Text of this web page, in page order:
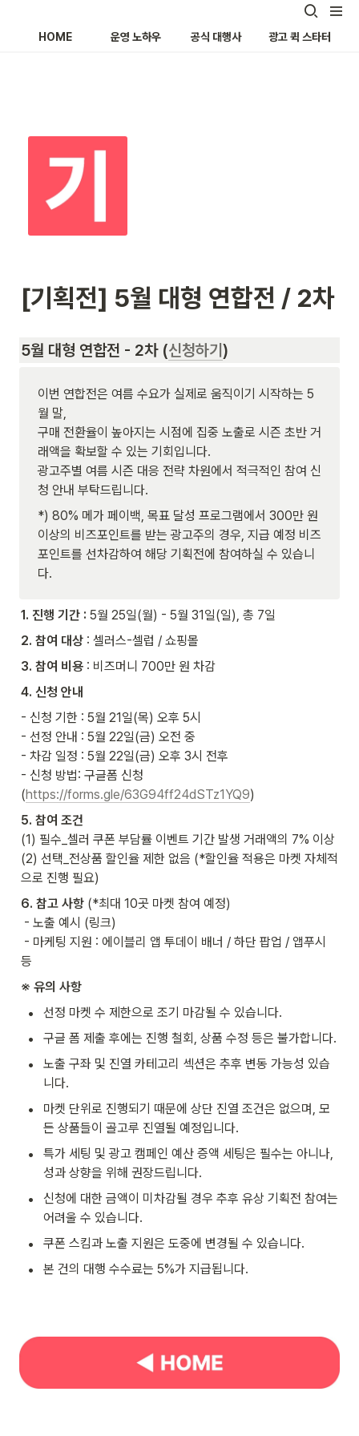
HOME 운영 노하우 공식 대행사 광고 퀵 스타터
[기획전] 5월 대형 연합전 / 2차
5월 대형 연합전 - 2차 (신청하기 )
이번 연합전은 여름 수요가 실제로 움직이기 시작하는 5
월 말,
구매 전환율이 높아지는 시점에 집중 노출로 시즌 초반 거
래액을 확보할 수 있는 기회입니다.
광고주별 여름 시즌 대응 전략 차원에서 적극적인 참여 신
청 안내 부탁드립니다.
*) 80% 메가 페이백, 목표 달성 프로그램에서 300만 원
이상의 비즈포인트를 받는 광고주의 경우, 지급 예정 비즈
포인트를 선차감하여 해당 기획전에 참여하실 수 있습니
다.
1. 진행 기간 : 5월 25일(월) - 5월 31일(일), 총 7일
2. 참여 대상 : 셀러스-셀럽 / 쇼핑몰
3. 참여 비용 : 비즈머니 700만 원 차감
4. 신청 안내
- 신청 기한 : 5월 21일(목) 오후 5시
- 선정 안내 : 5월 22일(금) 오전 중
- 차감 일정 : 5월 22일(금) 오후 3시 전후
- 신청 방법: 구글폼 신청
(https://forms.gle/63G94ff24dSTz1YQ9)
(1) 필수_셀러 쿠폰 부담률 이벤트 기간 발생 거래액의 7% 이상
(2) 선택_전상품 할인율 제한 없음 (*할인율 적용은 마켓 자체적
으로 진행 필요)
6. 참고 사항 (*최대 10곳 마켓 참여 예정)
등
※ 유의 사항
• 선정 마켓 수 제한으로 조기 마감될 수 있습니다.
• 구글 폼 제출 후에는 진행 철회, 상품 수정 등은 불가합니다.
•
노출 구좌 및 진열 카테고리 섹션은 추후 변동 가능성 있습
니다.
•
마켓 단위로 진행되기 때문에 상단 진열 조건은 없으며, 모
든 상품들이 골고루 진열될 예정입니다.
•
특가 세팅 및 광고 캠페인 예산 증액 세팅은 필수는 아니나,
성과 상향을 위해 권장드립니다.
•
신청에 대한 금액이 미차감될 경우 추후 유상 기획전 참여는
어려울 수 있습니다.
• 쿠폰 스킴과 노출 지원은 도중에 변경될 수 있습니다.
• 본 건의 대행 수수료는 5%가 지급됩니다.